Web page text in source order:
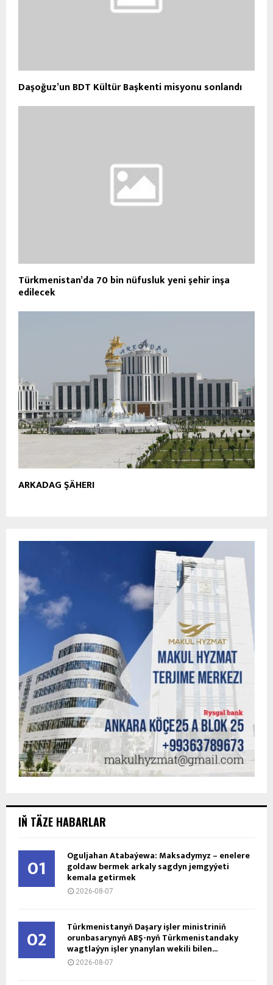
Daşoğuz’un BDT Kültür Başkenti misyonu sonlandı
Türkmenistan’da 70 bin nüfusluk yeni şehir inşa
edilecek
ARKADAG ŞÄHERI
IŇ TÄZE HABARLAR
01 Oguljahan Atabaýewa: Maksadymyz – enelere
goldaw bermek arkaly sagdyn jemgyýeti
kemala getirmek
2026-08-07
02 Türkmenistanyň Daşary işler ministriniň
orunbasarynyň ABŞ-nyň Türkmenistandaky
wagtlaýyn işler ynanylan wekili bilen...
2026-08-07